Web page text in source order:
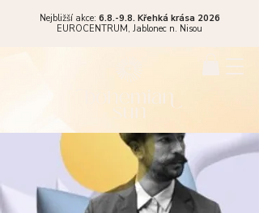
Nejbližší akce: 6.8.-9.8. Křehká krása 2026
EUROCENTRUM, Jablonec n. Nisou